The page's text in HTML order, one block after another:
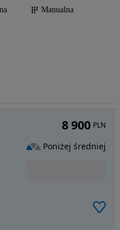
Manualna
8 900 PLN
Poniżej średniej